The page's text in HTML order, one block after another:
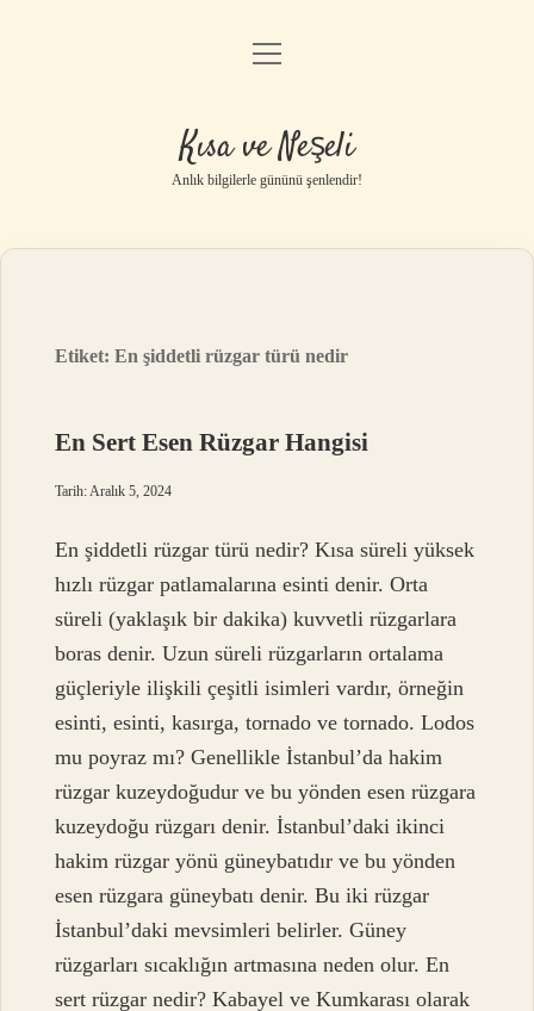
Anasayfa
Yasal Uyarı
menüyü
Kısa ve Neşeli
Anlık bilgilerle gününü şenlendir!
Etiket:En şiddetli rüzgar türü nedir
En Sert Esen Rüzgar Hangisi
Tarih: Aralık 5, 2024
En şiddetli rüzgar türü nedir? Kısa süreli yüksek
hızlı rüzgar patlamalarına esinti denir. Orta
süreli (yaklaşık bir dakika) kuvvetli rüzgarlara
boras denir. Uzun süreli rüzgarların ortalama
güçleriyle ilişkili çeşitli isimleri vardır, örneğin
esinti, esinti, kasırga, tornado ve tornado. Lodos
mu poyraz mı? Genellikle İstanbul’da hakim
rüzgar kuzeydoğudur ve bu yönden esen rüzgara
kuzeydoğu rüzgarı denir. İstanbul’daki ikinci
hakim rüzgar yönü güneybatıdır ve bu yönden
esen rüzgara güneybatı denir. Bu iki rüzgar
İstanbul’daki mevsimleri belirler. Güney
rüzgarları sıcaklığın artmasına neden olur. En
sert rüzgar nedir? Kabayel ve Kumkarası olarak